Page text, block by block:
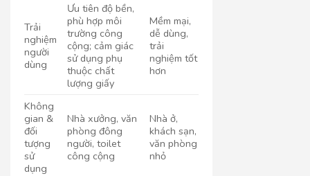
Trải
nghiệm
người
dùng
Ưu tiên độ bền,
phù hợp môi
trường công
cộng; cảm giác
sử dụng phụ
thuộc chất
lượng giấy
Mềm mại,
dễ dùng,
trải
nghiệm tốt
hơn
Không
gian &
đối
tượng
sử
dụng
Nhà xưởng, văn
phòng đông
người, toilet
công cộng
Nhà ở,
khách sạn,
văn phòng
nhỏ